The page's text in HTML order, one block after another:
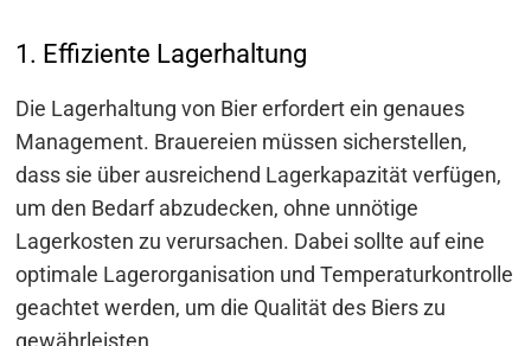
1. Effiziente Lagerhaltung
Die Lagerhaltung von Bier erfordert ein genaues
Management. Brauereien müssen sicherstellen,
dass sie über ausreichend Lagerkapazität verfügen,
um den Bedarf abzudecken, ohne unnötige
Lagerkosten zu verursachen. Dabei sollte auf eine
optimale Lagerorganisation und Temperaturkontrolle
geachtet werden, um die Qualität des Biers zu
gewährleisten.